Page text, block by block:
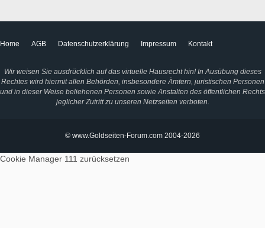
Home AGB Datenschutzerklärung Impressum Kontakt
Wir weisen Sie ausdrücklich auf das virtuelle Hausrecht hin! In Ausübung dieses
Rechtes wird hiermit allen Behörden, insbesondere Ämtern, juristischen Personen
und in dieser Weise beliehenen Personen sowie Anstalten des öffentlichen Rechts
jeglicher Zutritt zu unseren Netzseiten verboten.
© www.Goldseiten-Forum.com 2004-2026
Cookie Manager 111 zurücksetzen